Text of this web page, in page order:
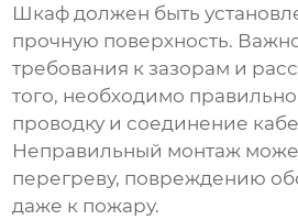
Шкаф должен быть
прочную поверхность.
требования к зазорам и
того, необходимо
проводку и соединение
Неправильный монтаж
перегреву, повреждению
даже к пожару.